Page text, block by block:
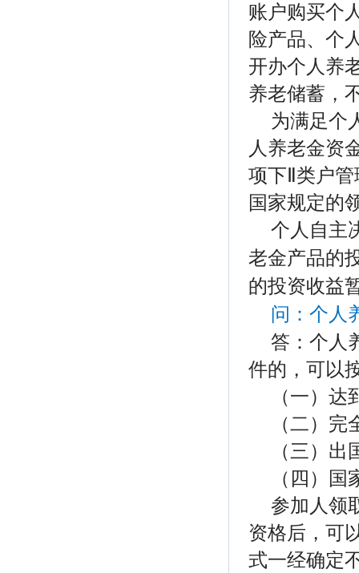
账户购买个
险产品、个
开办个人养
养老储蓄，
为满足个
人养老金资
项下Ⅱ类户
国家规定的
个人自主
老金产品的
的投资收益
问：个人
答：个人
件的，可以
（一）
（二）
（三）
（四）
参加人领
资格后，可
式一经确定